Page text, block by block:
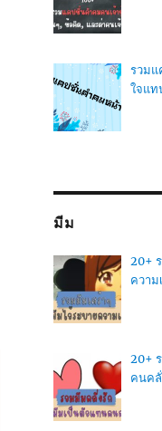
รวม
ใจแท
มีม
20+
ความ
20+
คนค